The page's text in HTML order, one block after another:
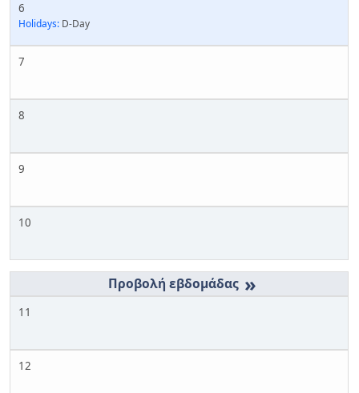
6
Holidays: D-Day
7
8
9
10
»
11
12